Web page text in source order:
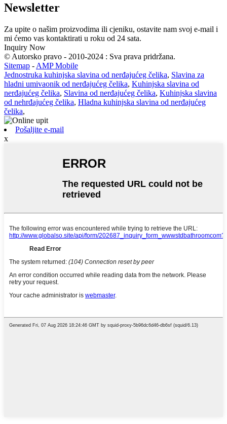
Newsletter
Za upite o našim proizvodima ili cjeniku, ostavite nam svoj e-mail i
mi ćemo vas kontaktirati u roku od 24 sata.
Inquiry Now
© Autorsko pravo - 2010-2024 : Sva prava pridržana.
Sitemap - AMP Mobile
Jednostruka kuhinjska slavina od nerđajućeg čelika, Slavina za
hladni umivaonik od nerđajućeg čelika, Kuhinjska slavina od
nerđajućeg čelika, Slavina od nerđajućeg čelika, Kuhinjska slavina
od nehrđajućeg čelika, Hladna kuhinjska slavina od nerđajućeg
čelika,
Pošaljite e-mail
x